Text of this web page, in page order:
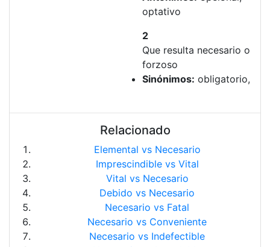
optativo
2
Que resulta necesario o
forzoso
Sinónimos: obligatorio,
Relacionado
Elemental vs Necesario
Imprescindible vs Vital
Vital vs Necesario
Debido vs Necesario
Necesario vs Fatal
Necesario vs Conveniente
Necesario vs Indefectible